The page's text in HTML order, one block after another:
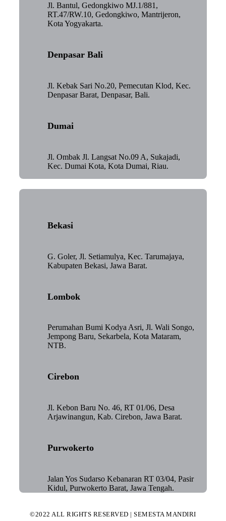
Jl. Bantul, Gedongkiwo MJ.1/881,
RT.47/RW.10, Gedongkiwo, Mantrijeron,
Kota Yogyakarta.
Denpasar Bali
Jl. Kebak Sari No.20, Pemecutan Klod, Kec.
Denpasar Barat, Denpasar, Bali.
Dumai
Jl. Ombak Jl. Langsat No.09 A, Sukajadi,
Kec. Dumai Kota, Kota Dumai, Riau.
Bekasi
G. Goler, Jl. Setiamulya, Kec. Tarumajaya,
Kabupaten Bekasi, Jawa Barat.
Lombok
Perumahan Bumi Kodya Asri, Jl. Wali Songo,
Jempong Baru, Sekarbela, Kota Mataram,
NTB.
Cirebon
Jl. Kebon Baru No. 46, RT 01/06, Desa
Arjawinangun, Kab. Cirebon, Jawa Barat.
Purwokerto
Jalan Yos Sudarso Kebanaran RT 03/04, Pasir
Kidul, Purwokerto Barat, Jawa Tengah.
©2022 ALL RIGHTS RESERVED | SEMESTA MANDIRI